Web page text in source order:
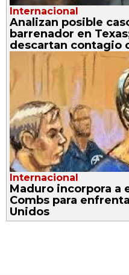
Internacional
Analizan posible
barrenador en
descartan contagio
Internacional
Maduro incorpora a
Combs para
Unidos